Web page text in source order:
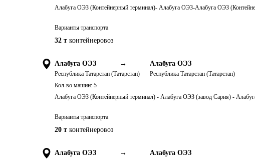
Алабуга ОЭЗ (Контейнерный терминал)- Алабуга ОЭЗ-Алабуга ОЭЗ
Варианты транспорта
32 т контейнеровоз
Алабуга ОЭЗ →
Республика Татарстан (Татарстан)
Алабуга ОЭЗ
Республика Татарстан (Татарстан)
Кол-во машин: 5
Алабуга ОЭЗ (Контейнерный терминал) - Алабуга ОЭЗ (завод Сария) -
Варианты транспорта
20 т контейнеровоз
Алабуга ОЭЗ → Алабуга ОЭЗ